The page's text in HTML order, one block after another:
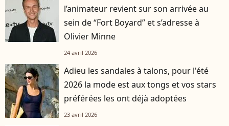
l’animateur revient sur son arrivée au
sein de “Fort Boyard” et s’adresse à
Olivier Minne
24 avril 2026
Adieu les sandales à talons, pour l'été
2026 la mode est aux tongs et vos stars
préférées les ont déjà adoptées
23 avril 2026